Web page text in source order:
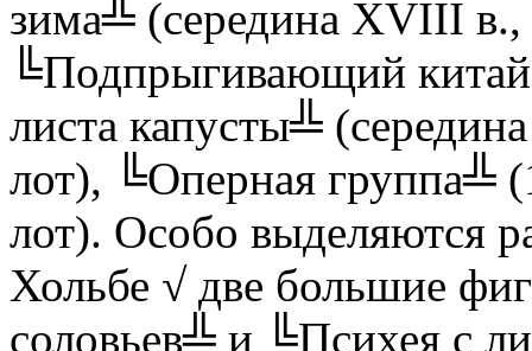
зима╩ (середина XVIII
╚Подпрыгивающий
листа капусты╩
лот), ╚Оперная группа╩
лот). Особо выделяются
Хольбе √ две большие
соловьев╩ и ╚Психея с